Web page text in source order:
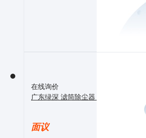
在线询价
广东绿深 滤筒除尘器 脉冲滤筒除尘器
面议